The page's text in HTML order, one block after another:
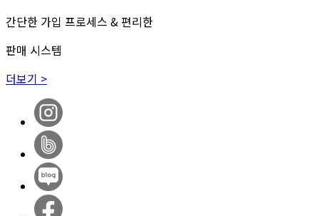
간단한 가입 프로세스 & 편리한
판매 시스템
더보기 >